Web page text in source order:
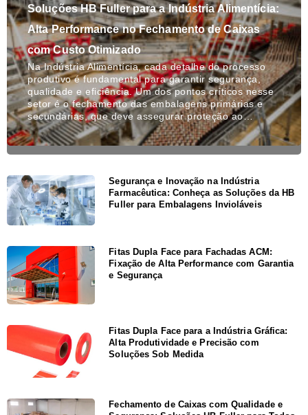
Soluções HB Fuller para a Indústria Alimentícia:
Alta Performance no Fechamento de Caixas
com Custo Otimizado
Na Indústria Alimentícia, cada detalhe do processo
produtivo é fundamental para garantir segurança,
qualidade e eficiência. Um dos pontos críticos nesse
setor é o fechamento das embalagens primárias e
secundárias, que deve assegurar proteção ao…
Segurança e Inovação na Indústria
Farmacêutica: Conheça as Soluções da HB
Fuller para Embalagens Invioláveis
Fitas Dupla Face para Fachadas ACM:
Fixação de Alta Performance com Garantia
e Segurança
Fitas Dupla Face para a Indústria Gráfica:
Alta Produtividade e Precisão com
Soluções Sob Medida
Fechamento de Caixas com Qualidade e